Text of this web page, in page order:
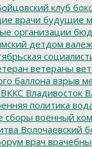
клуб бокс
врачи будущие
организации
детдом
ветераны
баллона взрыв
ВККС Владивосток
политика
сборы военный
Волочаевский
врач